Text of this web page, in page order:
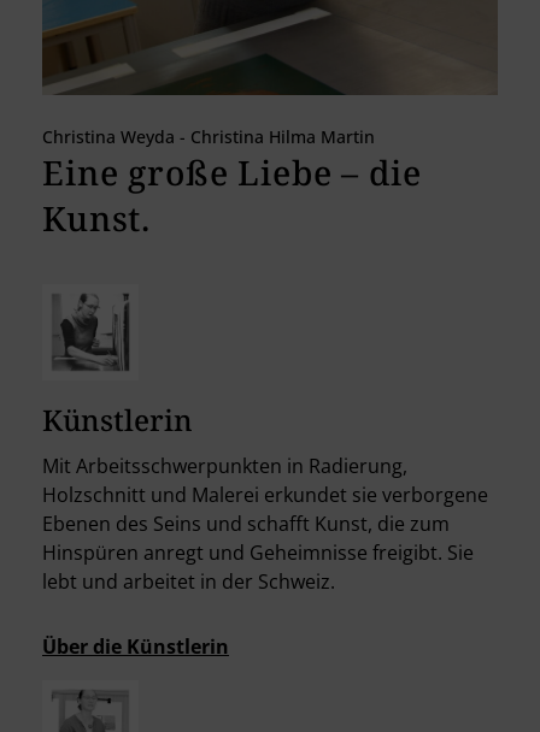
Christina Weyda - Christina Hilma Martin
Eine große Liebe – die
Kunst.
Künstlerin
Mit Arbeitsschwerpunkten in Radierung,
Holzschnitt und Malerei erkundet sie verborgene
Ebenen des Seins und schafft Kunst, die zum
Hinspüren anregt und Geheimnisse freigibt. Sie
lebt und arbeitet in der Schweiz.
Über die Künstlerin